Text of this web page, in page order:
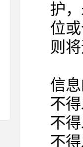
护
位
则
信
不
不
不